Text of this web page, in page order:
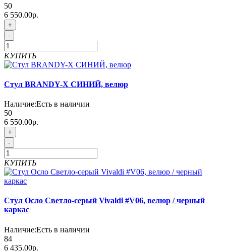
50
6 550.00р.
+
-
КУПИТЬ
Стул BRANDY-X СИНИЙ, велюр
Наличие:Есть в наличии
50
6 550.00р.
+
-
КУПИТЬ
Стул Осло Светло-серый Vivaldi #V06, велюр / черный
каркас
Наличие:Есть в наличии
84
6 435.00р.